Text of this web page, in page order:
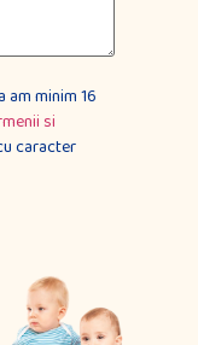
minim 16
si
caracter